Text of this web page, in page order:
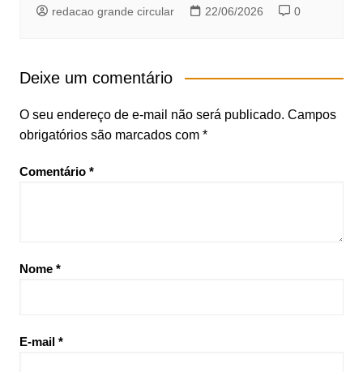
redacao grande circular 22/06/2026 0
Deixe um comentário
O seu endereço de e-mail não será publicado. Campos
obrigatórios são marcados com *
Comentário *
Nome *
E-mail *